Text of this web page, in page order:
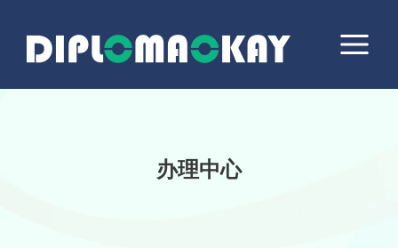
Menu
办理中心